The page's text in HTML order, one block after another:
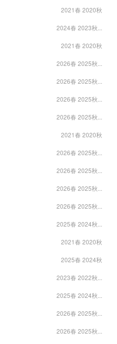
2021春 2020秋
2024春 2023秋...
2021春 2020秋
2026春 2025秋...
2026春 2025秋...
2026春 2025秋...
2026春 2025秋...
2021春 2020秋
2026春 2025秋...
2026春 2025秋...
2026春 2025秋...
2026春 2025秋...
2025春 2024秋...
2021春 2020秋
2025春 2024秋
2023春 2022秋...
2025春 2024秋...
2026春 2025秋...
2026春 2025秋...